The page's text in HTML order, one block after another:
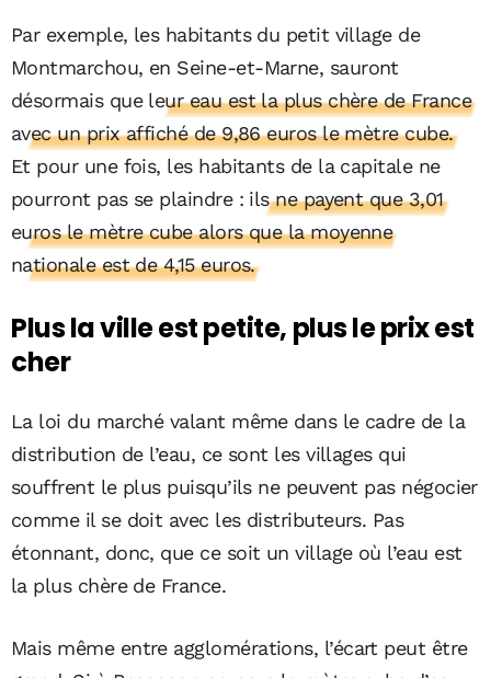
Par exemple, les habitants du petit village de
Montmarchou, en Seine-et-Marne, sauront
désormais que leur eau est la plus chère de France
avec un prix affiché de 9,86 euros le mètre cube.
Et pour une fois, les habitants de la capitale ne
pourront pas se plaindre : ils ne payent que 3,01
euros le mètre cube alors que la moyenne
nationale est de 4,15 euros.
Plus la ville est petite, plus le prix est
cher
La loi du marché valant même dans le cadre de la
distribution de l’eau, ce sont les villages qui
souffrent le plus puisqu’ils ne peuvent pas négocier
comme il se doit avec les distributeurs. Pas
étonnant, donc, que ce soit un village où l’eau est
la plus chère de France.
Mais même entre agglomérations, l’écart peut être